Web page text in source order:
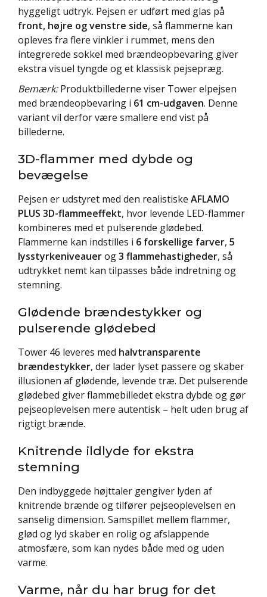
hyggeligt udtryk. Pejsen er udført med glas på
front, højre og venstre side, så flammerne kan
opleves fra flere vinkler i rummet, mens den
integrerede sokkel med brændeopbevaring giver
ekstra visuel tyngde og et klassisk pejsepræg.
Bemærk:Produktbillederne viser Tower elpejsen
med brændeopbevaring i 61 cm-udgaven. Denne
variant vil derfor være smallere end vist på
billederne.
3D-flammer med dybde og
bevægelse
Pejsen er udstyret med den realistiske AFLAMO
PLUS 3D-flammeeffekt, hvor levende LED-flammer
kombineres med et pulserende glødebed.
Flammerne kan indstilles i 6 forskellige farver, 5
lysstyrkeniveauerog3 flammehastigheder, så
udtrykket nemt kan tilpasses både indretning og
stemning.
Glødende brændestykker og
pulserende glødebed
Tower 46 leveres med halvtransparente
brændestykker, der lader lyset passere og skaber
illusionen af glødende, levende træ. Det pulserende
glødebed giver flammebilledet ekstra dybde og gør
pejseoplevelsen mere autentisk – helt uden brug af
rigtigt brænde.
Knitrende ildlyde for ekstra
stemning
Den indbyggede højttaler gengiver lyden af
knitrende brænde og tilfører pejseoplevelsen en
sanselig dimension. Samspillet mellem flammer,
glød og lyd skaber en rolig og afslappende
atmosfære, som kan nydes både med og uden
varme.
Varme, når du har brug for det